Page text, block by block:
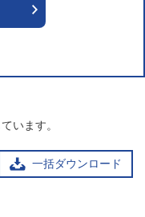
います。
一括ダウンロード